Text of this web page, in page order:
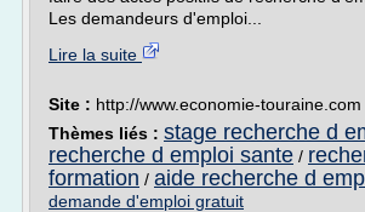
Les demandeurs d'emploi...
Lire la suite
Site : http://www.economie-touraine.com
Thèmes liés : stage recherche d
recherche d emploi sante /
formation / aide recherche d
demande d'emploi gratuit